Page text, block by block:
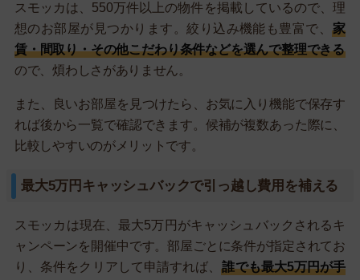
スモッカは、550万件以上の物件を掲載しているので、理
想のお部屋が見つかります。絞り込み機能も豊富で、家
賃・間取り・その他こだわり条件などを選んで整理できる
ので、煩わしさがありません。
また、良いお部屋を見つけたら、お気に入り機能で保存す
れば後から一覧で確認できます。候補が複数あった際に、
比較しやすいのがメリットです。
最大5万円キャッシュバックで引っ越し費用を補える
スモッカは現在、最大5万円がキャッシュバックされるキ
ャンペーンを開催中です。部屋ごとに条件が指定されてお
り、条件をクリアして申請すれば、誰でも最大5万円が手